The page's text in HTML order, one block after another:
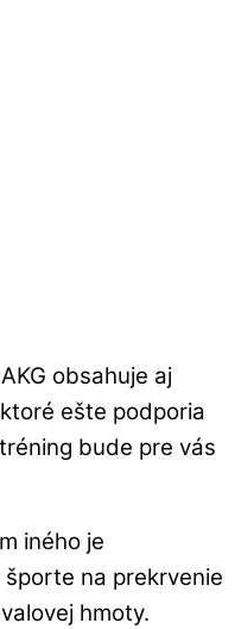
obsahuje aj
ešte podporia
bude pre vás
iného je
na prekrvenie
hmoty.